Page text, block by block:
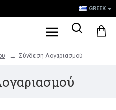
GREEK
Σύνδεση Λογαριασμού